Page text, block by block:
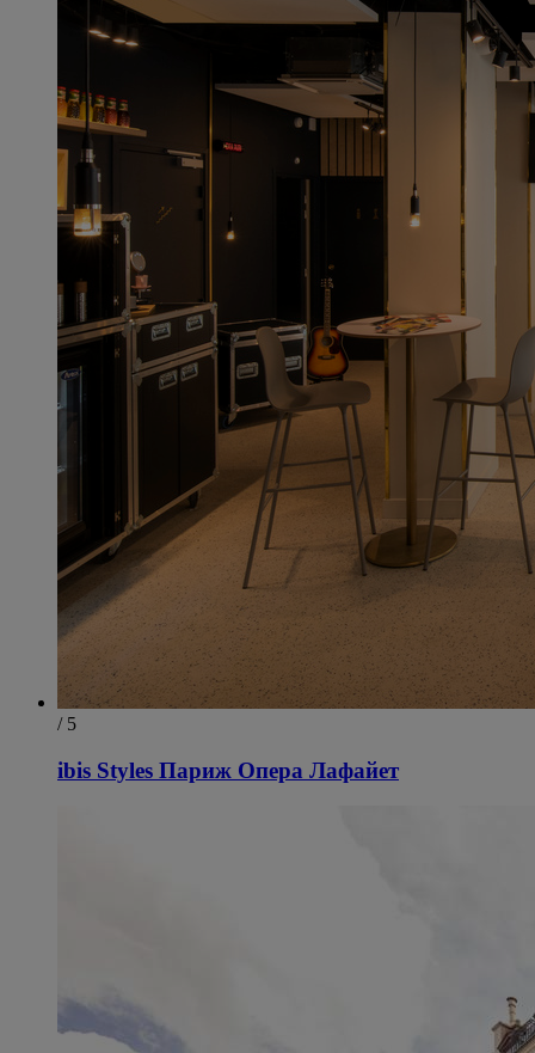
/ 5
ibis Styles Париж Опера Лафайет